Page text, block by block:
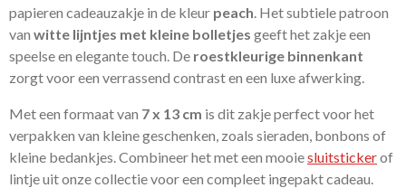
papieren cadeauzakje in de kleur peach. Het subtiele patroon
van witte lijntjes met kleine bolletjes geeft het zakje een
speelse en elegante touch. De roestkleurige binnenkant
zorgt voor een verrassend contrast en een luxe afwerking.
Met een formaat van 7 x 13 cm is dit zakje perfect voor het
verpakken van kleine geschenken, zoals sieraden, bonbons of
kleine bedankjes. Combineer het met een mooiesluitstickerof
lintje uit onze collectie voor een compleet ingepakt cadeau.